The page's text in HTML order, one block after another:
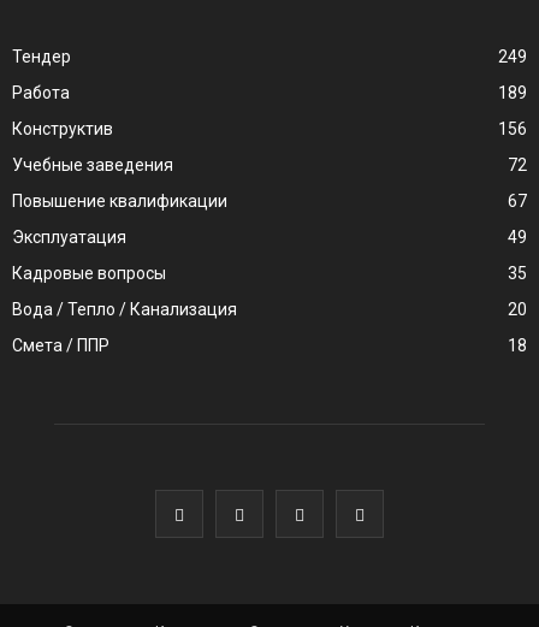
Тендер
249
Работа
189
Конструктив
156
Учебные заведения
72
Повышение квалификации
67
Эксплуатация
49
Кадровые вопросы
35
Вода / Тепло / Канализация
20
Смета / ППР
18